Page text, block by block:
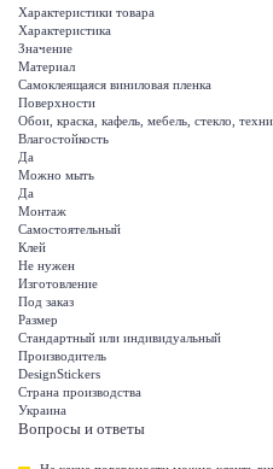
Характеристики товара
Характеристика
Значение
Материал
Самоклеящаяся виниловая пленка
Поверхности
Обои, краска, кафель, мебель, стекло,
Влагостойкость
Да
Можно мыть
Да
Монтаж
Самостоятельный
Клей
Не нужен
Изготовление
Под заказ
Размер
Стандартный или индивидуальный
Производитель
DesignStickers
Страна производства
Украина
Вопросы и ответы